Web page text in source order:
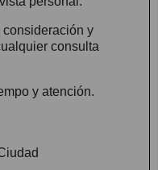
y
consulta
y atención.